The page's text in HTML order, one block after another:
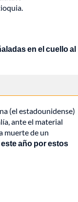
en el cuello al
(el estadounidense)
ante el material
muerte de un
año por estos